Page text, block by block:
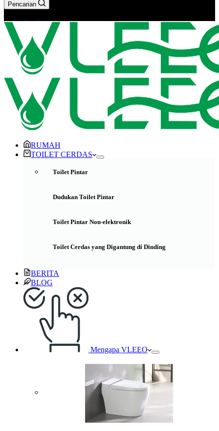
Pencarian
RUMAH
TOILET CERDAS
Toilet Pintar
Dudukan Toilet Pintar
Toilet Pintar Non-elektronik
Toilet Cerdas yang Digantung di Dinding
BERITA
BLOG
Mengapa VLEEO